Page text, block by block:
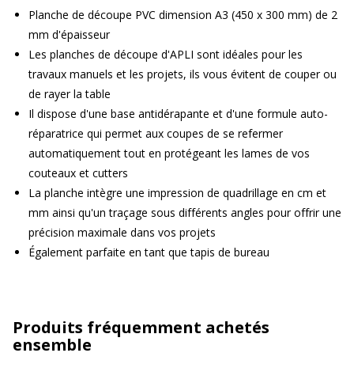
Planche de découpe PVC dimension A3 (450 x 300 mm) de 2
mm d'épaisseur
Les planches de découpe d'APLI sont idéales pour les
travaux manuels et les projets, ils vous évitent de couper ou
de rayer la table
Il dispose d'une base antidérapante et d'une formule auto-
réparatrice qui permet aux coupes de se refermer
automatiquement tout en protégeant les lames de vos
couteaux et cutters
La planche intègre une impression de quadrillage en cm et
mm ainsi qu'un traçage sous différents angles pour offrir une
précision maximale dans vos projets
Également parfaite en tant que tapis de bureau
Produits fréquemment achetés
ensemble